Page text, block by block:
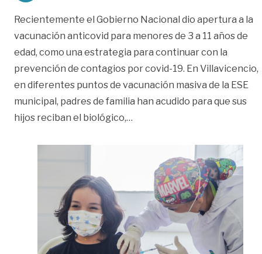
Recientemente el Gobierno Nacional dio apertura a la
vacunación anticovid para menores de 3 a 11 años de
edad, como una estrategia para continuar con la
prevención de contagios por covid-19. En Villavicencio,
en diferentes puntos de vacunación masiva de la ESE
municipal, padres de familia han acudido para que sus
hijos reciban el biológico,…